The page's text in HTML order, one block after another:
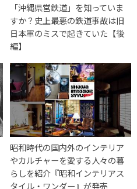
「沖縄県営鉄道」を知っていま
すか？史上最悪の鉄道事故は旧
日本軍のミスで起きていた【後
編】
昭和時代の国内外のインテリア
やカルチャーを愛する人々の暮
らしを紹介『昭和インテリアス
タイル・ワンダー』が発売